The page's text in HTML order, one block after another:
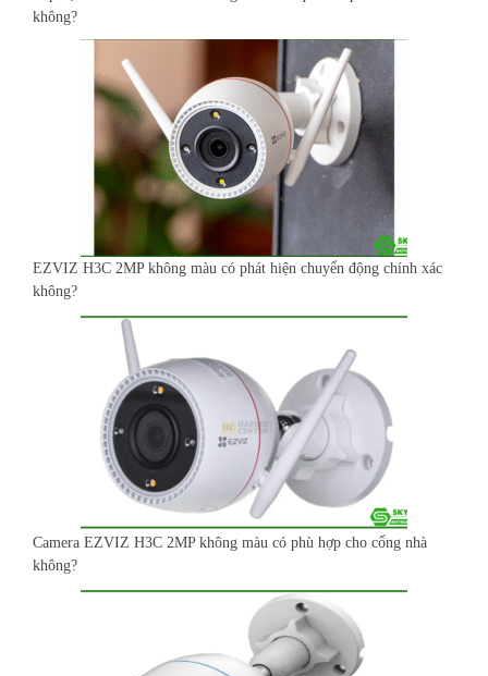
không?
EZVIZ H3C 2MP không màu có phát hiện chuyển động chính xác
không?
Camera EZVIZ H3C 2MP không màu có phù hợp cho cổng nhà
không?